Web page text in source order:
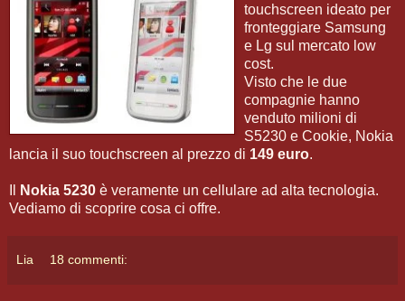
touchscreen ideato per
fronteggiare Samsung
e Lg sul mercato low
cost.
Visto che le due
compagnie hanno
venduto milioni di
S5230 e Cookie, Nokia
lancia il suo touchscreen al prezzo di 149 euro.
Nokia 5230 è veramente un cellulare ad alta tecnologia.
Vediamo di scoprire cosa ci offre.
Lia 18 commenti: